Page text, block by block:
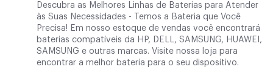
Descubra as Melhores Linhas de Baterias para Atender
às Suas Necessidades - Temos a Bateria que Você
Precisa! Em nosso estoque de vendas você encontrará
baterias compatíveis da HP, DELL, SAMSUNG, HUAWEI,
SAMSUNG e outras marcas. Visite nossa loja para
encontrar a melhor bateria para o seu dispositivo.